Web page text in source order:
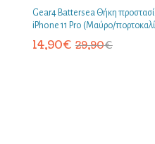
Gear4 Battersea Θήκη
iPhone 11 Pro (Μαύρο/
14,90€ 29,90€